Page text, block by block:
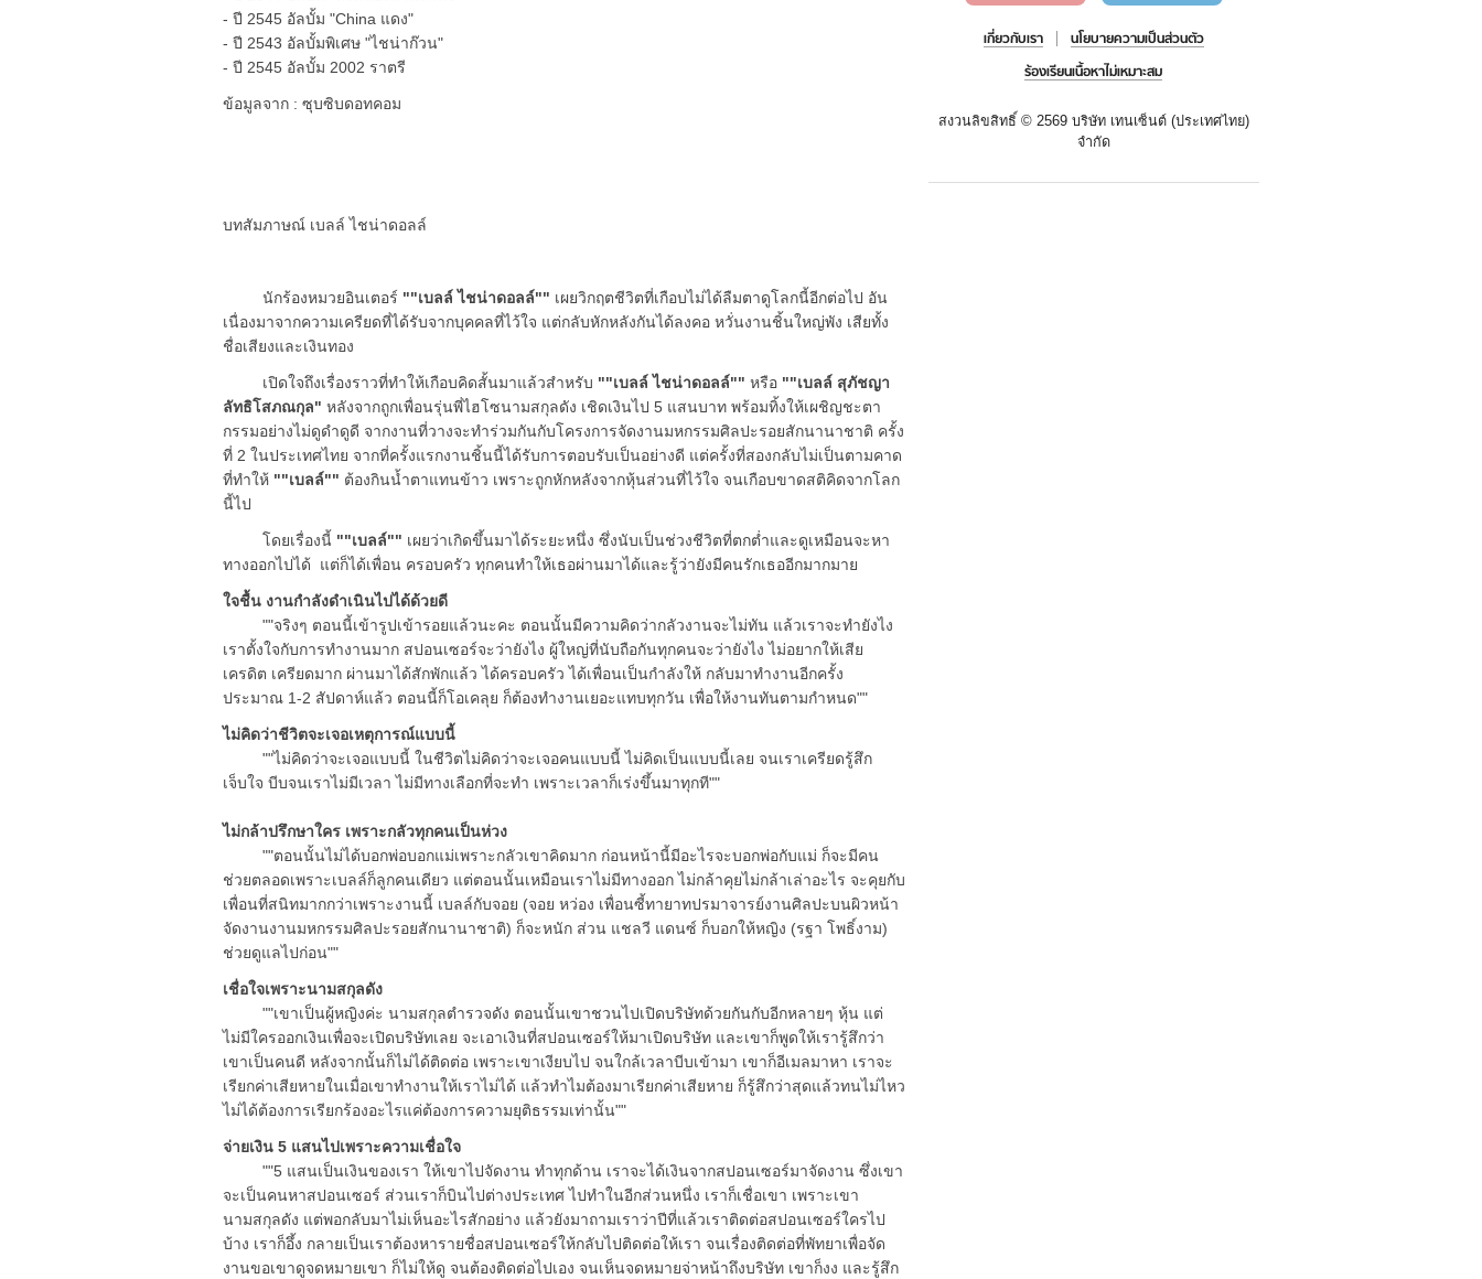
- ปี 2545 อัลบั้ม "China แดง"
- ปี 2543 อัลบั้มพิเศษ "ไชน่าก๊วน"
- ปี 2545 อัลบั้ม 2002 ราตรี
ข้อมูลจาก : ซุบซิบดอทคอม
บทสัมภาษณ์ เบลล์ ไชน่าดอลล์
นักร้องหมวยอินเตอร์ ""เบลล์ ไชน่าดอลล์"" เผยวิกฤตชีวิตที่เกือบไม่ได้ลืมตาดูโลกนี้อีกต่อไป อัน
เนื่องมาจากความเครียดที่ได้รับจากบุคคลที่ไว้ใจ แต่กลับหักหลังกันได้ลงคอ หวั่นงานชิ้นใหญ่พัง เสียทั้ง
ชื่อเสียงและเงินทอง
เปิดใจถึงเรื่องราวที่ทำให้เกือบคิดสั้นมาแล้วสำหรับ ""เบลล์ ไชน่าดอลล์"" หรือ ""เบลล์ สุภัชญา
ลัทธิโสภณกุล" หลังจากถูกเพื่อนรุ่นพี่ไฮโซนามสกุลดัง เชิดเงินไป 5 แสนบาท พร้อมทิ้งให้เผชิญชะตา
กรรมอย่างไม่ดูดำดูดี จากงานที่วางจะทำร่วมกันกับโครงการจัดงานมหกรรมศิลปะรอยสักนานาชาติ ครั้ง
ที่ 2 ในประเทศไทย จากที่ครั้งแรกงานชิ้นนี้ได้รับการตอบรับเป็นอย่างดี แต่ครั้งที่สองกลับไม่เป็นตามคาด
ที่ทำให้ ""เบลล์"" ต้องกินน้ำตาแทนข้าว เพราะถูกหักหลังจากหุ้นส่วนที่ไว้ใจ จนเกือบขาดสติคิดจากโลก
นี้ไป
โดยเรื่องนี้ ""เบลล์"" เผยว่าเกิดขึ้นมาได้ระยะหนึ่ง ซึ่งนับเป็นช่วงชีวิตที่ตกต่ำและดูเหมือนจะหา
ทางออกไปได้ แต่ก็ได้เพื่อน ครอบครัว ทุกคนทำให้เธอผ่านมาได้และรู้ว่ายังมีคนรักเธออีกมากมาย
ใจชื้น งานกำลังดำเนินไปได้ด้วยดี
""จริงๆ ตอนนี้เข้ารูปเข้ารอยแล้วนะคะ ตอนนั้นมีความคิดว่ากลัวงานจะไม่ทัน แล้วเราจะทำยังไง
เราตั้งใจกับการทำงานมาก สปอนเซอร์จะว่ายังไง ผู้ใหญ่ที่นับถือกันทุกคนจะว่ายังไง ไม่อยากให้เสีย
เครดิต เครียดมาก ผ่านมาได้สักพักแล้ว ได้ครอบครัว ได้เพื่อนเป็นกำลังให้ กลับมาทำงานอีกครั้ง
ประมาณ 1-2 สัปดาห์แล้ว ตอนนี้ก็โอเคลุย ก็ต้องทำงานเยอะแทบทุกวัน เพื่อให้งานทันตามกำหนด""
ไม่คิดว่าชีวิตจะเจอเหตุการณ์แบบนี้
""ไม่คิดว่าจะเจอแบบนี้ ในชีวิตไม่คิดว่าจะเจอคนแบบนี้ ไม่คิดเป็นแบบนี้เลย จนเราเครียดรู้สึก
เจ็บใจ บีบจนเราไม่มีเวลา ไม่มีทางเลือกที่จะทำ เพราะเวลาก็เร่งขึ้นมาทุกที""
ไม่กล้าปรึกษาใคร เพราะกลัวทุกคนเป็นห่วง
""ตอนนั้นไม่ได้บอกพ่อบอกแม่เพราะกลัวเขาคิดมาก ก่อนหน้านี้มีอะไรจะบอกพ่อกับแม่ ก็จะมีคน
ช่วยตลอดเพราะเบลล์ก็ลูกคนเดียว แต่ตอนนั้นเหมือนเราไม่มีทางออก ไม่กล้าคุยไม่กล้าเล่าอะไร จะคุยกับ
เพื่อนที่สนิทมากกว่าเพราะงานนี้ เบลล์กับจอย (จอย หว่อง เพื่อนซี้ทายาทปรมาจารย์งานศิลปะบนผิวหน้า
จัดงานงานมหกรรมศิลปะรอยสักนานาชาติ) ก็จะหนัก ส่วน แชลวี แดนซ์ ก็บอกให้หญิง (รฐา โพธิ์งาม)
ช่วยดูแลไปก่อน""
เชื่อใจเพราะนามสกุลดัง
""เขาเป็นผู้หญิงค่ะ นามสกุลตำรวจดัง ตอนนั้นเขาชวนไปเปิดบริษัทด้วยกันกับอีกหลายๆ หุ้น แต่
ไม่มีใครออกเงินเพื่อจะเปิดบริษัทเลย จะเอาเงินที่สปอนเซอร์ให้มาเปิดบริษัท และเขาก็พูดให้เรารู้สึกว่า
เขาเป็นคนดี หลังจากนั้นก็ไม่ได้ติดต่อ เพราะเขาเงียบไป จนใกล้เวลาบีบเข้ามา เขาก็อีเมลมาหา เราจะ
เรียกค่าเสียหายในเมื่อเขาทำงานให้เราไม่ได้ แล้วทำไมต้องมาเรียกค่าเสียหาย ก็รู้สึกว่าสุดแล้วทนไม่ไหว
ไม่ได้ต้องการเรียกร้องอะไรแค่ต้องการความยุติธรรมเท่านั้น""
จ่ายเงิน 5 แสนไปเพราะความเชื่อใจ
""5 แสนเป็นเงินของเรา ให้เขาไปจัดงาน ทำทุกด้าน เราจะได้เงินจากสปอนเซอร์มาจัดงาน ซึ่งเขา
จะเป็นคนหาสปอนเซอร์ ส่วนเราก็บินไปต่างประเทศ ไปทำในอีกส่วนหนึ่ง เราก็เชื่อเขา เพราะเขา
นามสกุลดัง แต่พอกลับมาไม่เห็นอะไรสักอย่าง แล้วยังมาถามเราว่าปีที่แล้วเราติดต่อสปอนเซอร์ใครไป
บ้าง เราก็อึ้ง กลายเป็นเราต้องหารายชื่อสปอนเซอร์ให้กลับไปติดต่อให้เรา จนเรื่องติดต่อที่พัทยาเพื่อจัด
งานขอเขาดูจดหมายเขา ก็ไม่ให้ดู จนต้องติดต่อไปเอง จนเห็นจดหมายจ่าหน้าถึงบริษัท เขาก็งง และรู้สึก
เกี่ยวกับเรา
นโยบายความเป็นส่วนตัว
ร้องเรียนเนื้อหาไม่เหมาะสม
สงวนลิขสิทธิ์ © 2569 บริษัท เทนเซ็นต์ (ประเทศไทย)
จำกัด